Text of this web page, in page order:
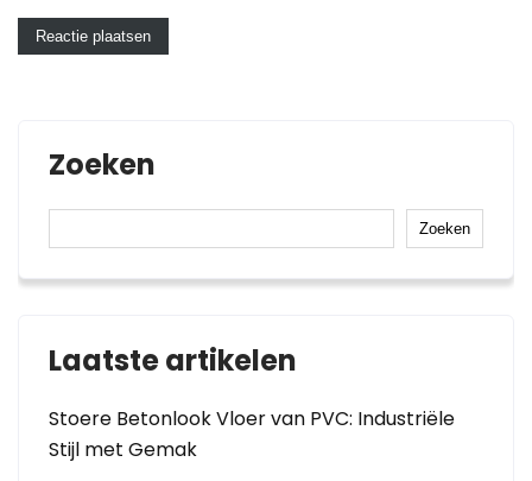
Zoeken
Zoeken
Laatste artikelen
Stoere Betonlook Vloer van PVC: Industriële
Stijl met Gemak